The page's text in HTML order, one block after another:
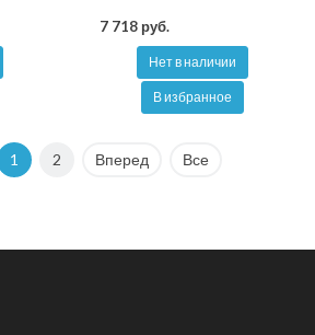
7 718 руб.
Нет в наличии
В избранное
1 2 Вперед Все